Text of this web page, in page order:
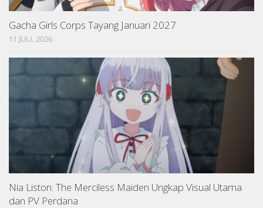
Gacha Girls Corps Tayang Januari 2027
11 JULI, 2026
Nia Liston: The Merciless Maiden Ungkap Visual Utama
dan PV Perdana